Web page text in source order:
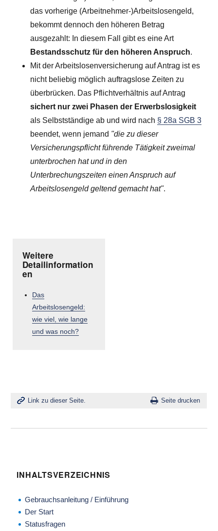
das vorherige (Arbeitnehmer-)Arbeitslosengeld,
bekommt dennoch den höheren Betrag
ausgezahlt: In diesem Fall gibt es eine Art
Bestandsschutz für den höheren Anspruch.
Mit der Arbeitslosenversicherung auf Antrag ist es
nicht beliebig möglich auftragslose Zeiten zu
überbrücken. Das Pflichtverhältnis auf Antrag
sichert nur zwei Phasen der Erwerbslosigkeit
als Selbstständige ab und wird nach § 28a SGB 3
beendet, wenn jemand "die zu dieser
Versicherungspflicht führende Tätigkeit zweimal
unterbrochen hat und in den
Unterbrechungszeiten einen Anspruch auf
Arbeitslosengeld geltend gemacht hat".
Weitere
Detailinformation
en
Das
Arbeitslosengeld:
wie viel, wie lange
und was noch?
Link zu dieser Seite. Seite drucken
INHALTSVERZEICHNIS
Gebrauchsanleitung / Einführung
Der Start
Statusfragen